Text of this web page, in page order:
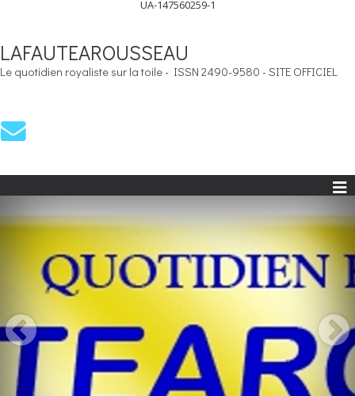
UA-147560259-1
LAFAUTEAROUSSEAU
Le quotidien royaliste sur la toile - ISSN 2490-9580 - SITE OFFICIEL